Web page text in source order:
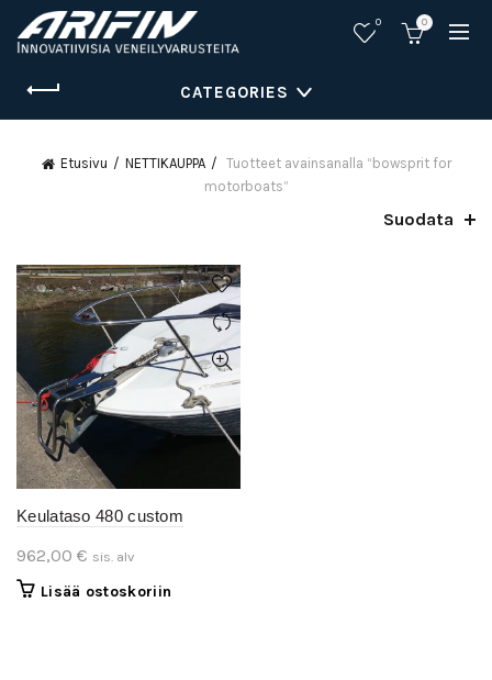
0 0
CATEGORIES
Etusivu NETTIKAUPPA
Tuotteet avainsanalla “bowsprit for
motorboats”
Suodata
Keulataso 480 custom
962,00 € sis. alv
Lisää ostoskoriin